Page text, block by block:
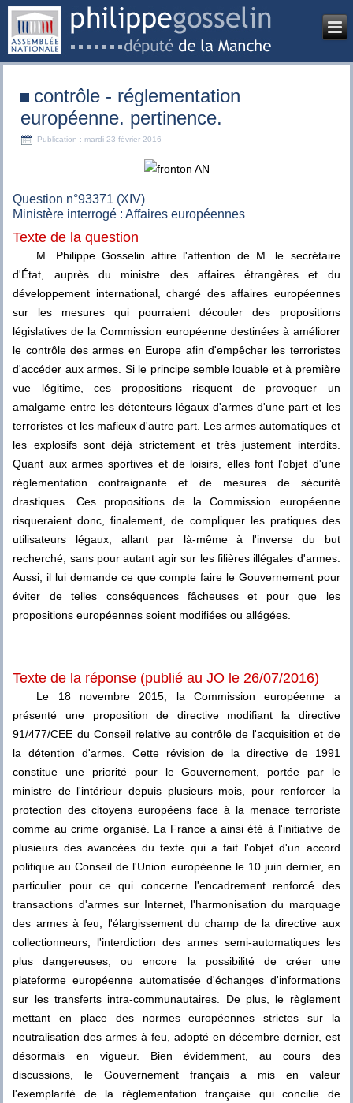
contrôle - réglementation
européenne. pertinence.
Publication : mardi 23 février 2016
Question n°93371 (XIV)
Ministère interrogé : Affaires européennes
Texte de la question
M. Philippe Gosselin attire l'attention de M. le secrétaire
d'État, auprès du ministre des affaires étrangères et du
développement international, chargé des affaires européennes
sur les mesures qui pourraient découler des propositions
législatives de la Commission européenne destinées à améliorer
le contrôle des armes en Europe afin d'empêcher les terroristes
d'accéder aux armes. Si le principe semble louable et à première
vue légitime, ces propositions risquent de provoquer un
amalgame entre les détenteurs légaux d'armes d'une part et les
terroristes et les mafieux d'autre part. Les armes automatiques et
les explosifs sont déjà strictement et très justement interdits.
Quant aux armes sportives et de loisirs, elles font l'objet d'une
réglementation contraignante et de mesures de sécurité
drastiques. Ces propositions de la Commission européenne
risqueraient donc, finalement, de compliquer les pratiques des
utilisateurs légaux, allant par là-même à l'inverse du but
recherché, sans pour autant agir sur les filières illégales d'armes.
Aussi, il lui demande ce que compte faire le Gouvernement pour
éviter de telles conséquences fâcheuses et pour que les
propositions européennes soient modifiées ou allégées.
Texte de la réponse (publié au JO le 26/07/2016)
Le 18 novembre 2015, la Commission européenne a
présenté une proposition de directive modifiant la directive
91/477/CEE du Conseil relative au contrôle de l'acquisition et de
la détention d'armes. Cette révision de la directive de 1991
constitue une priorité pour le Gouvernement, portée par le
ministre de l'intérieur depuis plusieurs mois, pour renforcer la
protection des citoyens européens face à la menace terroriste
comme au crime organisé. La France a ainsi été à l'initiative de
plusieurs des avancées du texte qui a fait l'objet d'un accord
politique au Conseil de l'Union européenne le 10 juin dernier, en
particulier pour ce qui concerne l'encadrement renforcé des
transactions d'armes sur Internet, l'harmonisation du marquage
des armes à feu, l'élargissement du champ de la directive aux
collectionneurs, l'interdiction des armes semi-automatiques les
plus dangereuses, ou encore la possibilité de créer une
plateforme européenne automatisée d'échanges d'informations
sur les transferts intra-communautaires. De plus, le règlement
mettant en place des normes européennes strictes sur la
neutralisation des armes à feu, adopté en décembre dernier, est
désormais en vigueur. Bien évidemment, au cours des
discussions, le Gouvernement français a mis en valeur
l'exemplarité de la réglementation française qui concilie de